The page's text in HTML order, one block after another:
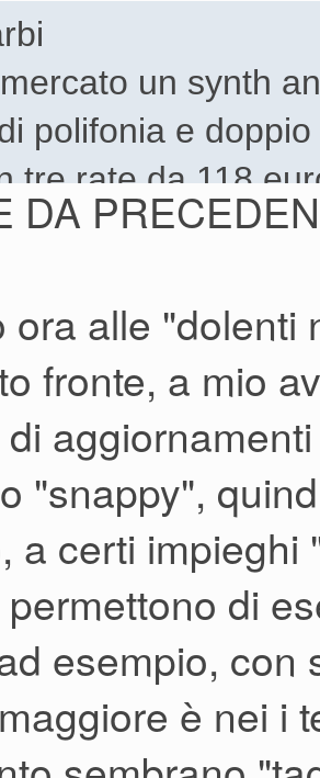
un synth
polifonia e
tre rate da 118
NO
integro e ben
al PC con
mi ha
compatto (sono
sopra l'
un aspetto
che sembrano
subito,
DA
ora alle "dolenti
fronte, a mio
"snappy",
a certi impieghi
di
esempio, con
è nei i